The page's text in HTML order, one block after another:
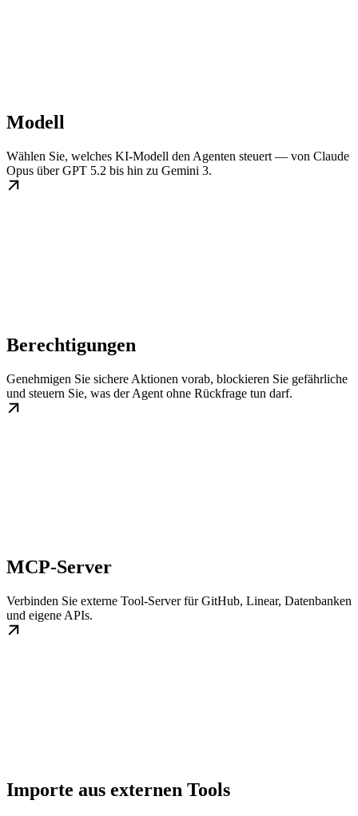
Modell
Wählen Sie, welches KI-Modell den Agenten steuert — von Claude
Opus über GPT 5.2 bis hin zu Gemini 3.
Berechtigungen
Genehmigen Sie sichere Aktionen vorab, blockieren Sie gefährliche
und steuern Sie, was der Agent ohne Rückfrage tun darf.
MCP-Server
Verbinden Sie externe Tool-Server für GitHub, Linear, Datenbanken
und eigene APIs.
Importe aus externen Tools